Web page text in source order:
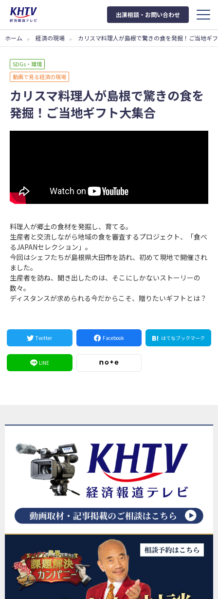
出演相談・お問い合わせ
ホーム 経済の現場 カリスマ料理人が島根で驚きの食を発掘！ご当地ギ
SDGs・環境
動画で見る経済の現場
カリスマ料理人が島根で驚きの食を
発掘！ご当地ギフト大集合
料理人が郷土の食材を発掘し、育てる。
生産者と交流しながら地域の食を審査するプロジェクト、「食べ
るJAPANセレクション」。
今回はシェフたちが島根県大田市を訪れ、初めて現地で開催され
ました。
生産者を訪ね、聞き出したのは、そこにしかないストーリーの
数々。
ディスタンスが求められる今だからこそ、贈りたいギフトとは？
Twitter Facebook はてなブックマーク
LINE